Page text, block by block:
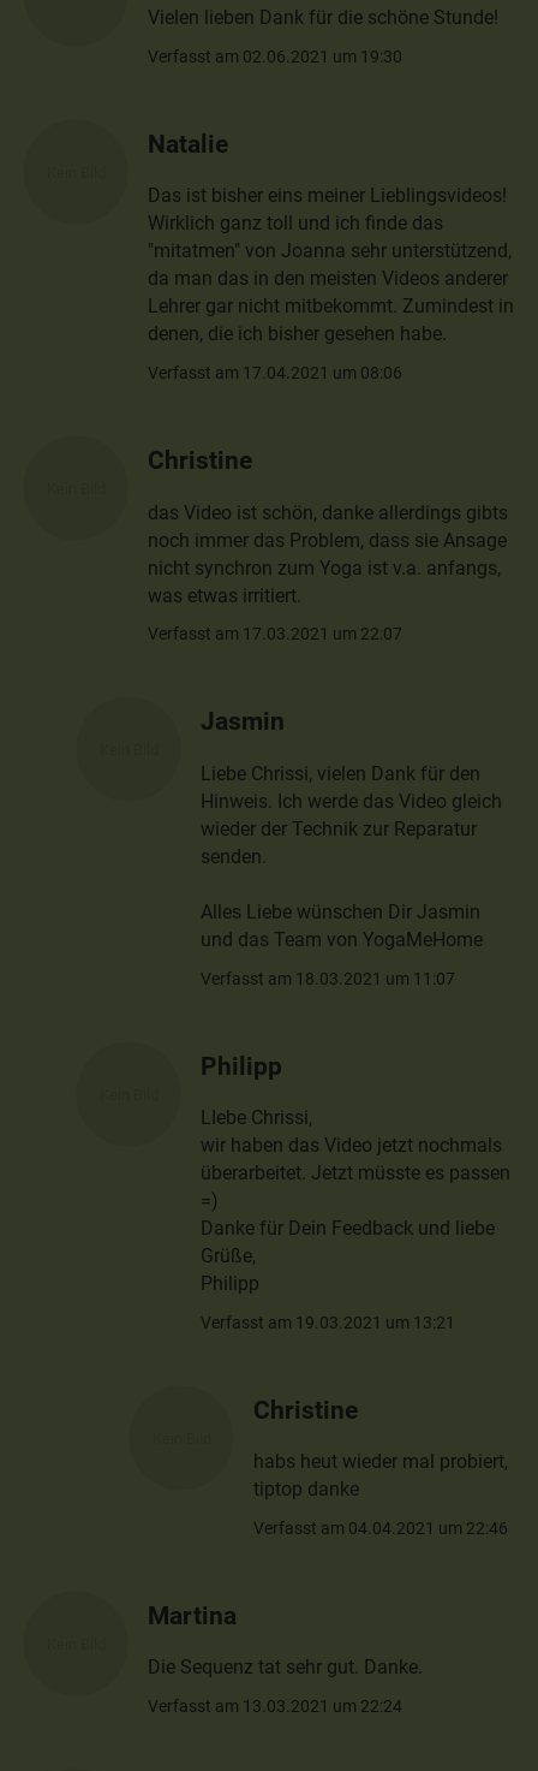
Vielen lieben Dank für die schöne Stunde!
Verfasst am 02.06.2021 um 19:30
Natalie
Das ist bisher eins meiner Lieblingsvideos!
Wirklich ganz toll und ich finde das
"mitatmen" von Joanna sehr unterstützend,
da man das in den meisten Videos anderer
Lehrer gar nicht mitbekommt. Zumindest in
denen, die ich bisher gesehen habe.
Verfasst am 17.04.2021 um 08:06
Christine
das Video ist schön, danke allerdings gibts
noch immer das Problem, dass sie Ansage
nicht synchron zum Yoga ist v.a. anfangs,
was etwas irritiert.
Verfasst am 17.03.2021 um 22:07
Jasmin
Liebe Chrissi, vielen Dank für den
Hinweis. Ich werde das Video gleich
wieder der Technik zur Reparatur
senden.
Alles Liebe wünschen Dir Jasmin
und das Team von YogaMeHome
Verfasst am 18.03.2021 um 11:07
Philipp
LIebe Chrissi,
wir haben das Video jetzt nochmals
überarbeitet. Jetzt müsste es passen
=)
Danke für Dein Feedback und liebe
Grüße,
Philipp
Verfasst am 19.03.2021 um 13:21
Christine
habs heut wieder mal probiert,
tiptop danke
Verfasst am 04.04.2021 um 22:46
Martina
Die Sequenz tat sehr gut. Danke.
Verfasst am 13.03.2021 um 22:24